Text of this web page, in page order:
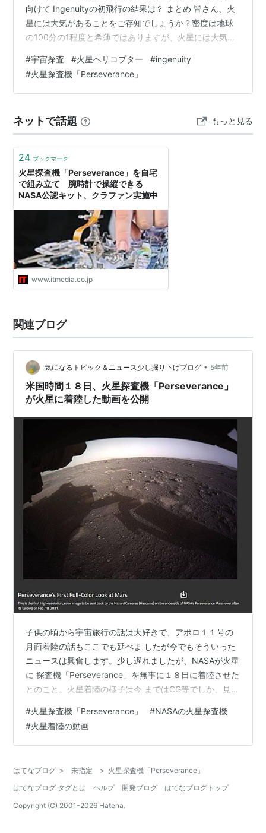
向けて Ingenuityの初飛行の結果は？ まとめ 皆さん、火
星には大気があることをご存知でしょうか？密度は地球
の100分の1程度と希薄ではありますが、火星には大気が
する飛行機やヘリコプターは、火星でも飛べるのでは？
と想像ができます。 その初めての実証をするべく、
NASAが開発した火星ヘリコプター”Ingenuity”は火星探査
した。 そしてつい先日、その初飛行…
#宇宙探査 #火星ヘリコプター #ingenuity
#火星探査機「Perseverance」
ネットで話題 もっと見る
24 ブックマーク
火星探査機「Perseverance」を自宅
で組み立て 腕時計で操縦できる
NASA公認キット、クラファン実施中
www.itmedia.co.jp
関連ブログ
気になるトピック＆ニュース少し掘り下げブログ • 5年前
米国時間１８日、火星探査機「Perseverance」
が火星に着陸した動画を公開
子供の頃から宇宙旅行の話は大好きで、アポロ１１号の
月面着陸の話もここでも延べま したが今でもそういった
ニュースは興奮します。少し遅れましたが、NASAが火星
に 探査機「Perseverance」を無事に１８日に着陸させた
とのこと。火星着陸の様子は今 まではCG等でしか、見る
you tubeに本日、公開してくれました。見てみました
が、やはり感動ものです。カラーの 動画は本当に迫力が
あります。なんでこんなことを言うかと言いますと自分
言う業務があったのです。 もう、何十年も前の話ですが
最初はリア…
#火星探査機「Perseverance」 #NASAの火星探査機
#火星着陸の動画
はてなブログ > 未指定 > 火星探査機「Perseverance」
はてなブログ タグとは
ヘルプ 開発ブログ
はてなブログトップ
Copyright (C) 2001-2026 Hatena.